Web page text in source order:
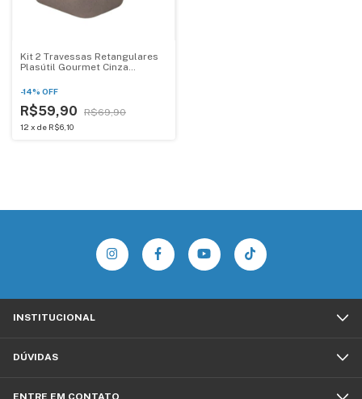
Kit 2 Travessas Retangulares
Plasútil Gourmet Cinza
-14% OFF
R$59,90 R$69,90
12 x de R$6,10
INSTITUCIONAL
DÚVIDAS
ENTRE EM CONTATO